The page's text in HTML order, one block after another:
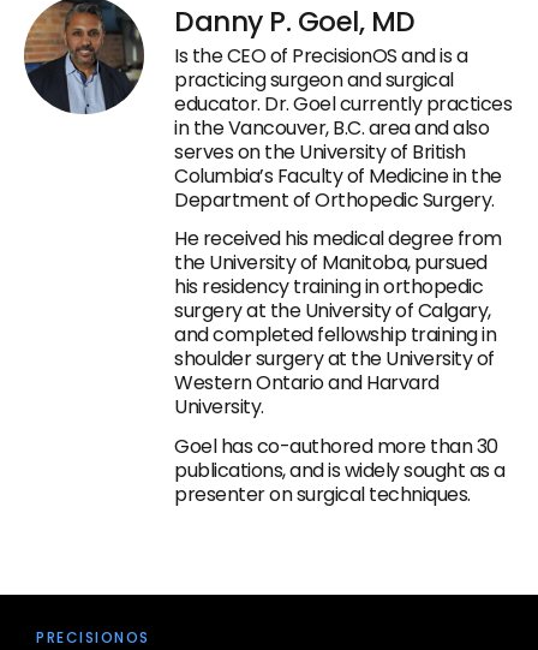
Danny P. Goel, MD
Is the CEO of PrecisionOS and is a
practicing surgeon and surgical
educator. Dr. Goel currently practices
in the Vancouver, B.C. area and also
serves on the University of British
Columbia’s Faculty of Medicine in the
Department of Orthopedic Surgery.
He received his medical degree from
the University of Manitoba, pursued
his residency training in orthopedic
surgery at the University of Calgary,
and completed fellowship training in
shoulder surgery at the University of
Western Ontario and Harvard
University.
Goel has co-authored more than 30
publications, and is widely sought as a
presenter on surgical techniques.
PRECISIONOS